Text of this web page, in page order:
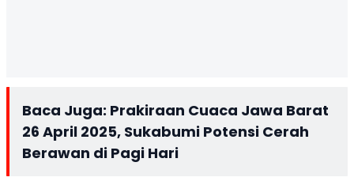
Baca Juga: Prakiraan Cuaca Jawa Barat
26 April 2025, Sukabumi Potensi Cerah
Berawan di Pagi Hari